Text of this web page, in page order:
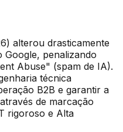
alterou drasticamente
Google, penalizando
Abuse" (spam de IA).
técnica
B2B e garantir a
de marcação
rigoroso e Alta